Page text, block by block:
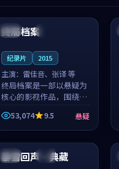
中国
99:52
终局档案
纪录片 2015
主演： 雷佳音、张译 等
终局档案是一部以悬疑为
核心的影视作品，围绕危
机、反转与人物成长展
开，整体节奏紧凑，值得
推荐观看。
53,074 9.5 悬疑
中国 高分
99:13
暴雪回声·典藏